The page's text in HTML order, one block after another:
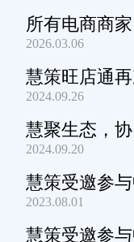
所有电商商
了！
2026.03.06
慧策旺店通
字化转型产品
2024.09.26
慧聚生态，
态交流会深圳
2024.09.20
慧策受邀参
产品及服务能
2023.08.01
慧策受邀参